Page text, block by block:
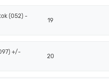
(052) -
19
+/-
20